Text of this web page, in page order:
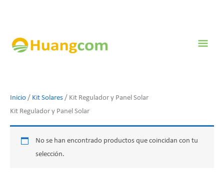
Inicio / Kit Solares / Kit Regulador y Panel Solar
Kit Regulador y Panel Solar
No se han encontrado productos que coincidan con tu
selección.